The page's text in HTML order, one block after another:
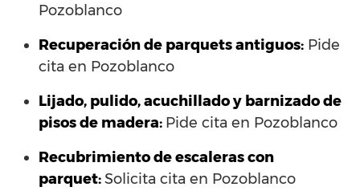
Pozoblanco
Recuperación de parquets antiguos: Pide
cita en Pozoblanco
Lijado, pulido, acuchillado y barnizado de
pisos de madera: Pide cita en Pozoblanco
Recubrimiento de escaleras con
parquet:Solicita cita en Pozoblanco